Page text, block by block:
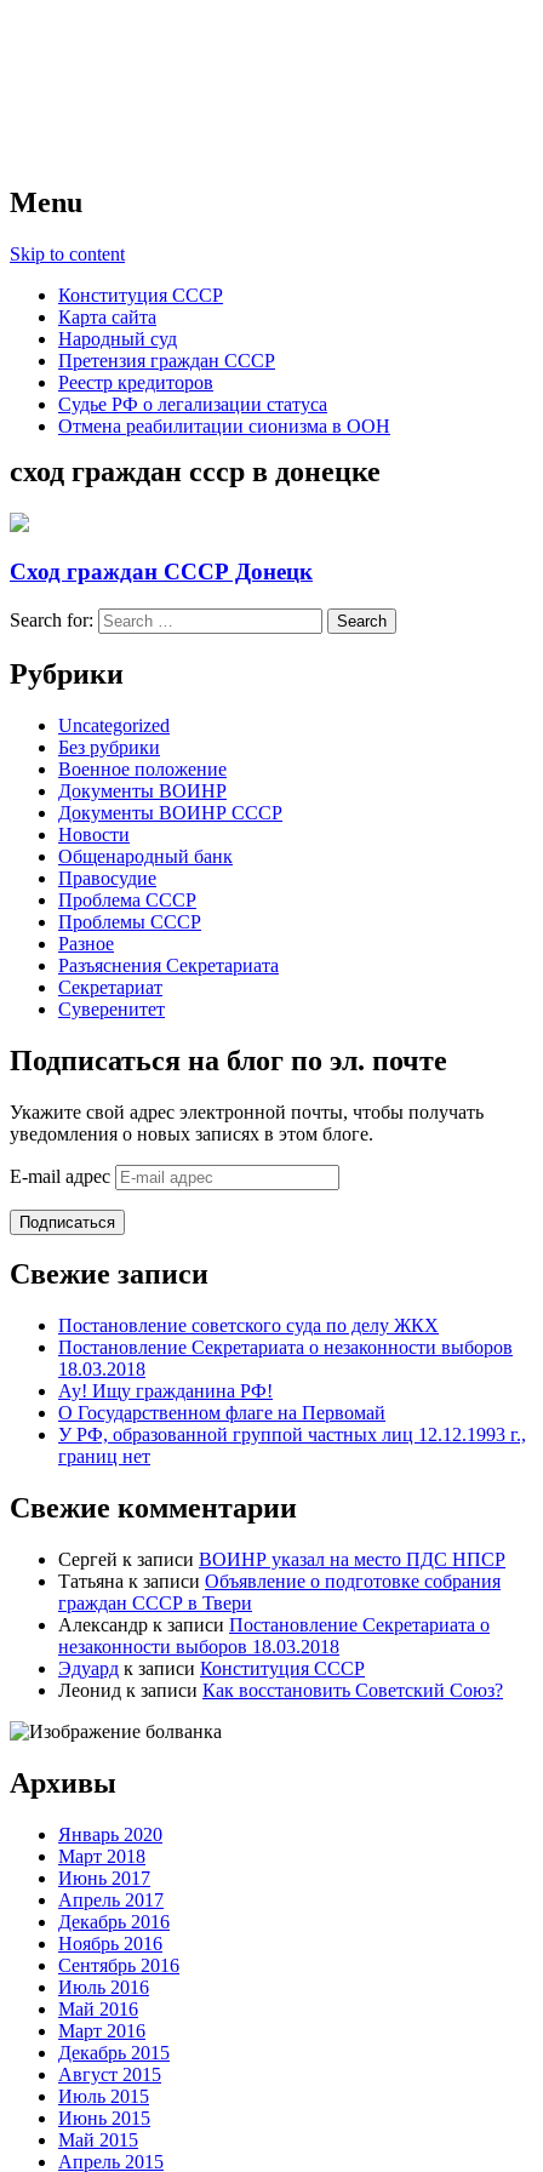
Menu
Skip to content
Конституция СССР
Карта сайта
Народный суд
Претензия граждан СССР
Реестр кредиторов
Судье РФ о легализации статуса
Отмена реабилитации сионизма в ООН
сход граждан ссср в донецке
Сход граждан СССР Донецк
Search for:
Рубрики
Uncategorized
Без рубрики
Военное положение
Документы ВОИНР
Документы ВОИНР СССР
Новости
Общенародный банк
Правосудие
Проблема СССР
Проблемы СССР
Разное
Разъяснения Секретариата
Секретариат
Суверенитет
Подписаться на блог по эл. почте
Укажите свой адрес электронной почты, чтобы получать
уведомления о новых записях в этом блоге.
E-mail адрес
Подписаться
Свежие записи
Постановление советского суда по делу ЖКХ
Постановление Секретариата о незаконности выборов
18.03.2018
Ау! Ищу гражданина РФ!
О Государственном флаге на Первомай
У РФ, образованной группой частных лиц 12.12.1993 г.,
границ нет
Свежие комментарии
Сергей к записи ВОИНР указал на место ПДС НПСР
Татьяна к записи Объявление о подготовке собрания
граждан СССР в Твери
Александр к записи Постановление Секретариата о
незаконности выборов 18.03.2018
Эдуард к записи Конституция СССР
Леонид к записи Как восстановить Советский Союз?
Архивы
Январь 2020
Март 2018
Июнь 2017
Апрель 2017
Декабрь 2016
Ноябрь 2016
Сентябрь 2016
Июль 2016
Май 2016
Март 2016
Декабрь 2015
Август 2015
Июль 2015
Июнь 2015
Май 2015
Апрель 2015